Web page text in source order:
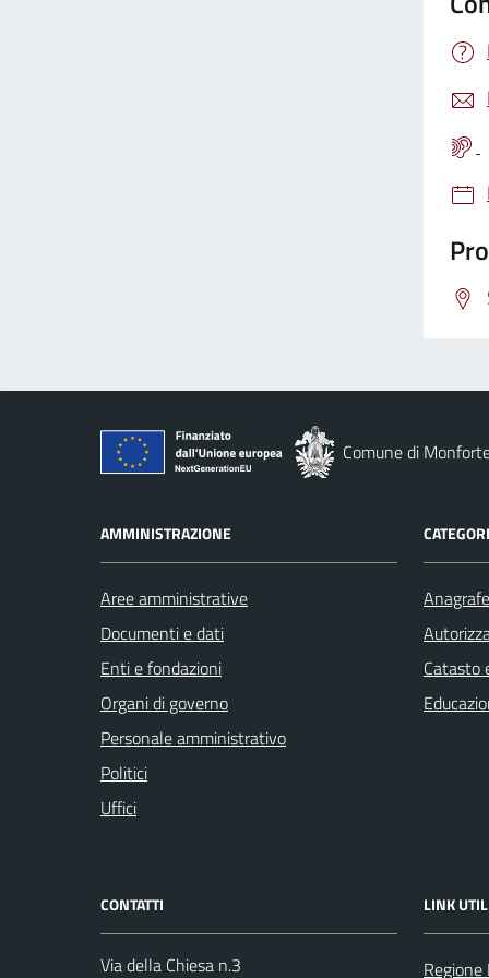
Comune di
AMMINISTRAZIONE
Aree amministrative
Documenti e dati
Enti e fondazioni
Organi di governo
Personale amministrativo
Politici
Uffici
Catasto
CONTATTI
Via della Chiesa n.3
LINK